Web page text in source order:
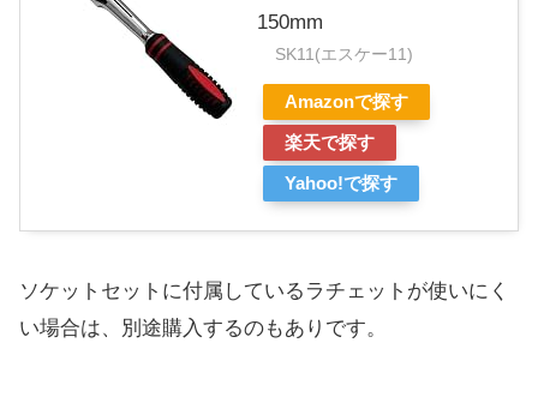
150mm
SK11(エスケー11)
Amazonで探す
楽天で探す
Yahoo!で探す
ソケットセットに付属しているラチェットが使いにく
い場合は、別途購入するのもありです。